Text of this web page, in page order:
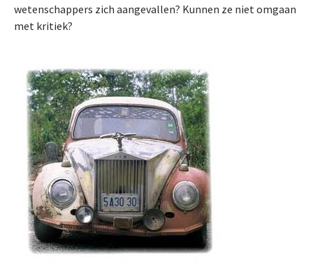
wetenschappers zich aangevallen? Kunnen ze niet omgaan
met kritiek?